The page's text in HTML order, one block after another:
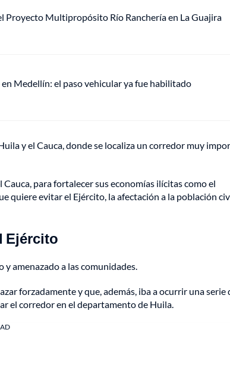
Proyecto Multipropósito Río Ranchería en La Guajira
Medellín: el paso vehicular ya fue habilitado
y el Cauca, donde se localiza un corredor muy
para fortalecer sus economías ilícitas como el
quiere evitar el Ejército, la afectación a la población
Ejército
amenazado a las comunidades.
forzadamente y que, además, iba a ocurrir una serie
el corredor en el departamento de Huila.